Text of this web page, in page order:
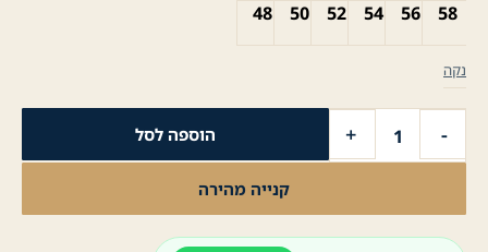
48 50 52 54 56 58
נקה
-
של
+ הוספה לסל
קנייה מהירה